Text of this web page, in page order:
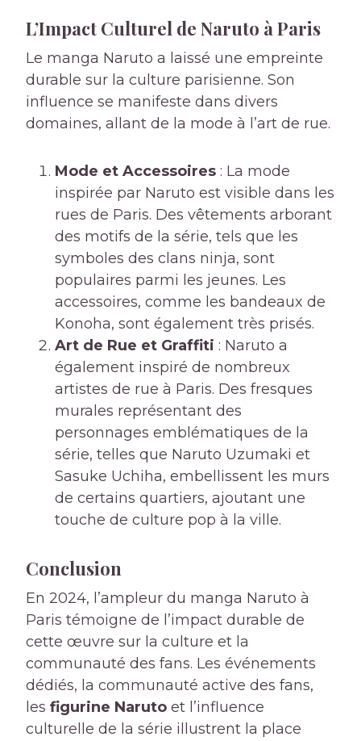
L’Impact Culturel de Naruto à Paris
Le manga Naruto a laissé une empreinte
durable sur la culture parisienne. Son
influence se manifeste dans divers
domaines, allant de la mode à l’art de rue.
Mode et Accessoires : La mode
inspirée par Naruto est visible dans les
rues de Paris. Des vêtements arborant
des motifs de la série, tels que les
symboles des clans ninja, sont
populaires parmi les jeunes. Les
accessoires, comme les bandeaux de
Konoha, sont également très prisés.
Art de Rue et Graffiti : Naruto a
également inspiré de nombreux
artistes de rue à Paris. Des fresques
murales représentant des
personnages emblématiques de la
série, telles que Naruto Uzumaki et
Sasuke Uchiha, embellissent les murs
de certains quartiers, ajoutant une
touche de culture pop à la ville.
Conclusion
En 2024, l’ampleur du manga Naruto à
Paris témoigne de l’impact durable de
cette œuvre sur la culture et la
communauté des fans. Les événements
dédiés, la communauté active des fans,
les figurine Naruto et l’influence
culturelle de la série illustrent la place